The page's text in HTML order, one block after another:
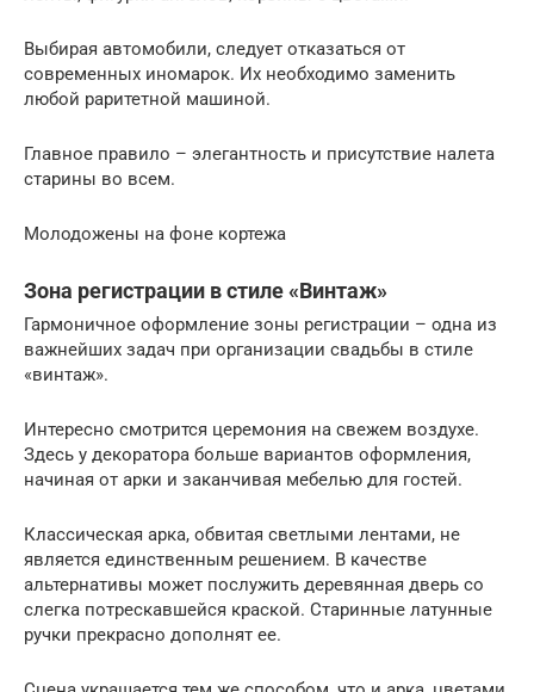
Выбирая автомобили, следует отказаться от
современных иномарок. Их необходимо заменить
любой раритетной машиной.
Главное правило – элегантность и присутствие налета
старины во всем.
Молодожены на фоне кортежа
Зона регистрации в стиле «Винтаж»
Гармоничное оформление зоны регистрации – одна из
важнейших задач при организации свадьбы в стиле
«винтаж».
Интересно смотрится церемония на свежем воздухе.
Здесь у декоратора больше вариантов оформления,
начиная от арки и заканчивая мебелью для гостей.
Классическая арка, обвитая светлыми лентами, не
является единственным решением. В качестве
альтернативы может послужить деревянная дверь со
слегка потрескавшейся краской. Старинные латунные
ручки прекрасно дополнят ее.